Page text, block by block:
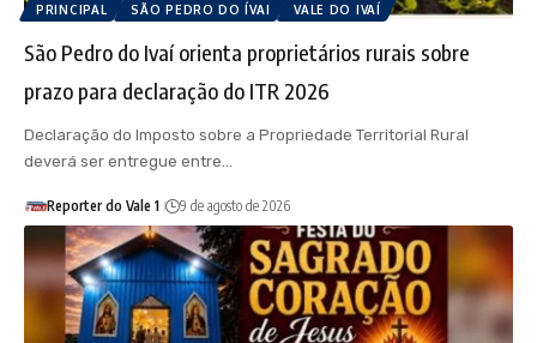
PRINCIPAL SÃO PEDRO DO ÍVAI VALE DO IVAÍ
São Pedro do Ivaí orienta proprietários rurais sobre
prazo para declaração do ITR 2026
Declaração do Imposto sobre a Propriedade Territorial Rural
deverá ser entregue entre…
Reporter do Vale 1 9 de agosto de 2026